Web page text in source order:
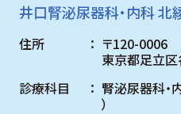
井口腎泌尿器科・内科 北
住所
〒120-0006
東京都足立
診療科目
腎泌尿器科・
）